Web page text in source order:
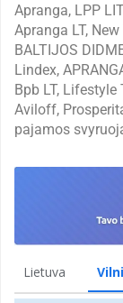
Apranga, LPP
Apranga LT, New
BALTIJOS
Lindex,
Bpb LT,
Aviloff,
pajamos
Lietuva